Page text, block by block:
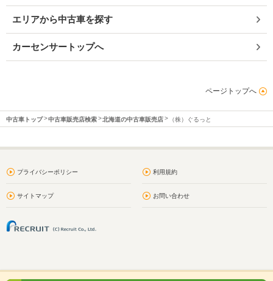
エリアから中古車を探す
カーセンサートップへ
ページトップへ
中古車トップ 中古車販売店検索 北海道の中古車販売店 （株）ぐるっと
プライバシーポリシー 利用規約
サイトマップ お問い合わせ